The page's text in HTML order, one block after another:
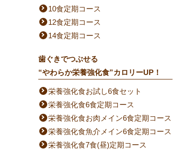
10食定期コース
12食定期コース
14食定期コース
歯ぐきでつぶせる
“やわらか栄養強化食”カロリーUP！
栄養強化食お試し6食セット
栄養強化食6食定期コース
栄養強化食お肉メイン6食定期コース
栄養強化食魚介メイン6食定期コース
栄養強化食7食(昼)定期コース